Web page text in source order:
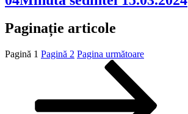
Paginație articole
Pagină 1 Pagină 2 Pagina următoare